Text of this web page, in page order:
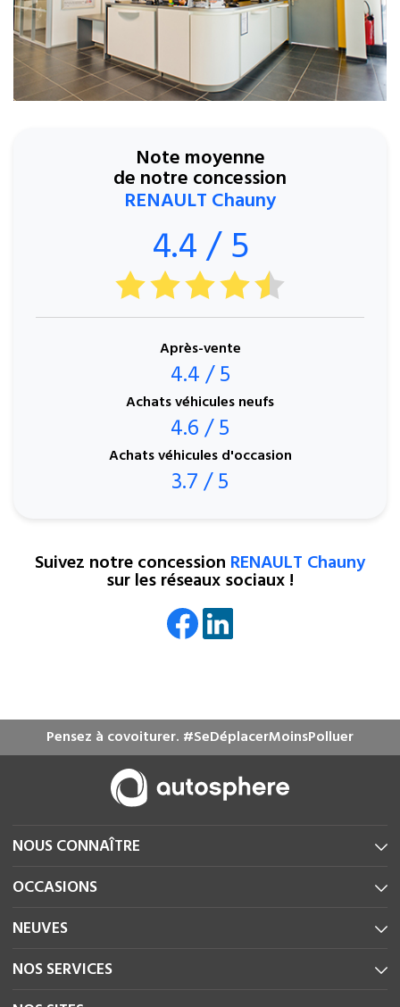
Note moyenne
de notre concession
RENAULT Chauny
4.4 / 5
Après-vente
4.4 / 5
Achats véhicules neufs
4.6 / 5
Achats véhicules d'occasion
3.7 / 5
Suivez notre concession RENAULT Chauny
sur les réseaux sociaux !
Pensez à covoiturer. #SeDéplacerMoinsPolluer
NOUS CONNAÎTRE
OCCASIONS
NEUVES
NOS SERVICES